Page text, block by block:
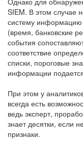
SIEM. В этом случае
систему информацию
(время, банковские
события
соответствие
списки, пороговые
информации
При этом у
всегда есть
ведь эксперт,
знает десятки, если
признаки.